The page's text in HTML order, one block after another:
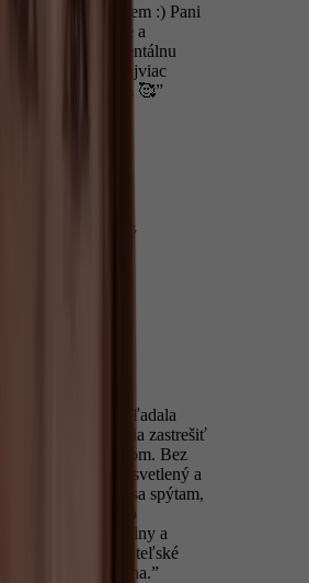
najviac zbožňujem :) Pani
su najmilšie a
:) samozrejme dentálnu
uplneeee že najviac
🩷🩷🩷odporúčam 🥰”
Dlho som hľadala
v ktorej vedia zastrešiť
a našla som. Bez
úkon odborne vysvetlený a
na čokoľvek sa spýtam,
odpovedajú do
detailu. Profesionálny a
príjemné a priateľské
a tiež skvelá poloha.”